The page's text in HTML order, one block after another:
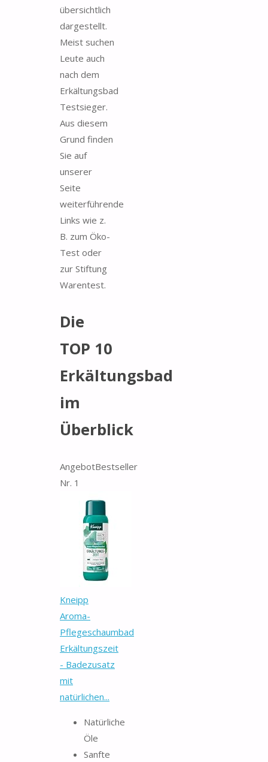
übersichtlich
dargestellt.
Meist suchen
Leute auch
nach dem
Erkältungsbad
Testsieger.
Aus diesem
Grund finden
Sie auf
unserer
Seite
weiterführende
Links wie z.
B. zum Öko-
Test oder
zur Stiftung
Warentest.
Die
TOP 10
Erkältungsbad
im
Überblick
AngebotBestseller
Nr. 1
Kneipp
Aroma-
Pflegeschaumbad
Erkältungszeit
- Badezusatz
mit
natürlichen...
Natürliche
Öle
Sanfte